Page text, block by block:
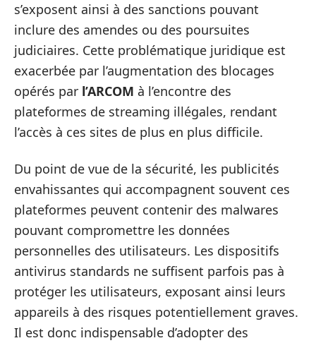
s’exposent ainsi à des sanctions pouvant
inclure des amendes ou des poursuites
judiciaires. Cette problématique juridique est
exacerbée par l’augmentation des blocages
opérés par l’ARCOM à l’encontre des
plateformes de streaming illégales, rendant
l’accès à ces sites de plus en plus difficile.
Du point de vue de la sécurité, les publicités
envahissantes qui accompagnent souvent ces
plateformes peuvent contenir des malwares
pouvant compromettre les données
personnelles des utilisateurs. Les dispositifs
antivirus standards ne suffisent parfois pas à
protéger les utilisateurs, exposant ainsi leurs
appareils à des risques potentiellement graves.
Il est donc indispensable d’adopter des